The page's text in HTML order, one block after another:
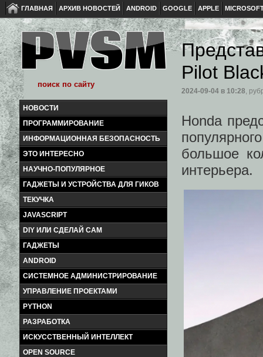
ГЛАВНАЯ АРХИВ НОВОСТЕЙ ANDROID GOOGLE APPLE
НОВОСТИ
ПРОГРАММИРОВАНИЕ
ИНФОРМАЦИОННАЯ БЕЗОПАСНОСТЬ
ЭТО ИНТЕРЕСНО
НАУЧНО-ПОПУЛЯРНОЕ
ГАДЖЕТЫ И УСТРОЙСТВА ДЛЯ ГИКОВ
ТЕКУЧКА
JAVASCRIPT
DIY ИЛИ СДЕЛАЙ САМ
ГАДЖЕТЫ
ANDROID
СИСТЕМНОЕ АДМИНИСТРИРОВАНИЕ
УПРАВЛЕНИЕ ПРОЕКТАМИ
PYTHON
РАЗРАБОТКА
ИСКУССТВЕННЫЙ ИНТЕЛЛЕКТ
OPEN SOURCE
Pilot
2024-09-04 в 10:28,
Honda
большое
интерьера.